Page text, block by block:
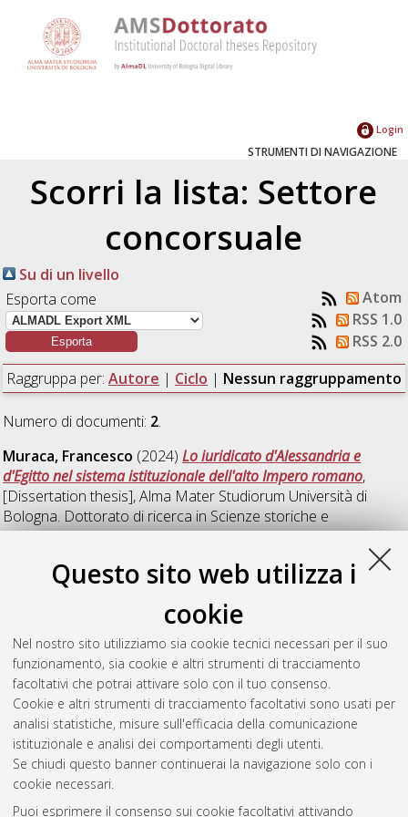
Questo sito web utilizza i
cookie
Nel nostro sito utilizziamo sia cookie tecnici necessari per il suo
funzionamento, sia cookie e altri strumenti di tracciamento
facoltativi che potrai attivare solo con il tuo consenso.
Cookie e altri strumenti di tracciamento facoltativi sono usati per
analisi statistiche, misure sull'efficacia della comunicazione
istituzionale e analisi dei comportamenti degli utenti.
Se chiudi questo banner continuerai la navigazione solo con i
cookie necessari.
Puoi esprimere il consenso sui cookie facoltativi attivando
Login
STRUMENTI DI NAVIGAZIONE
Scorri la lista: Settore
concorsuale
Su di un livello
Esporta come
Atom
RSS 1.0
RSS 2.0
Raggruppa per: Autore | Ciclo | Nessun raggruppamento
Numero di documenti: 2.
Muraca, Francesco (2024)Lo iuridicato d'Alessandria e
d'Egitto nel sistema istituzionale dell'alto Impero romano,
[Dissertation thesis], Alma Mater Studiorum Università di
Bologna. Dottorato di ricerca inScienze storiche e
archeologiche. Memoria, civilta' e patrimonio, 34 Ciclo. DOI
Ruiz Vivas, Carmen Maria (2024)Women and peace in
ancient Rome (2nd c. BC- 2nd c. AC): discourses and practices
, [Dissertation thesis], Alma Mater Studiorum
Università di Bologna. Dottorato di ricerca inScienze storiche
e archeologiche. Memoria, civilta' e patrimonio, 37 Ciclo.
Questa lista e' stata generata il Wed Aug 5 20:39:40 2026
Atom